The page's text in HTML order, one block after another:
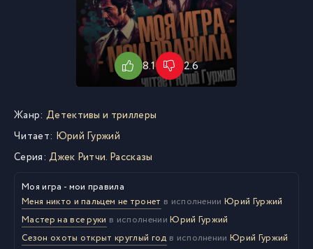
8.1 2.6
Жанр: Детективы и триллеры
Читает: Юрий Гуржий
Серия: Джек Ритчи. Рассказы
Моя игра - мои правила
Меня никто и пальцем не тронет в исполненииЮрий Гуржий
Мастер на все руки в исполненииЮрий Гуржий
Сезон охоты открыт круглый год в исполненииЮрий Гуржий